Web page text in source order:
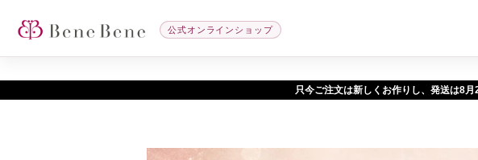
只今ご注文は新しくお作りし、発送は
公式オンラインショップ